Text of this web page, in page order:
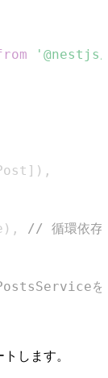
'@nestjs/
] ) ,
) ,
// 循環依存
を
します。